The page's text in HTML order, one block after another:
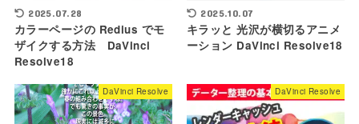
2025.07.28
カラーページの Redius でモ
ザイクする方法 DaVinci
Resolve18
2025.10.07
キラッと 光沢が横切るアニメ
ーション DaVinci Resolve18
DaVinci Resolve DaVinci Resolve